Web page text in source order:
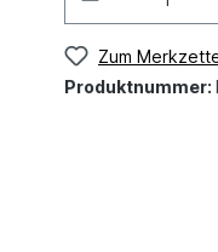
Zum
Produktnummer: